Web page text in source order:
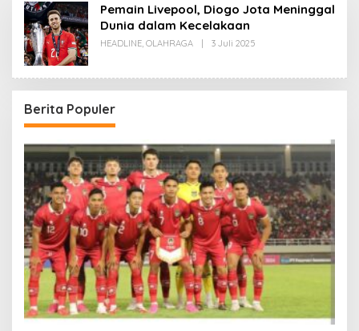
Pemain Livepool, Diogo Jota Meninggal
Dunia dalam Kecelakaan
HEADLINE, OLAHRAGA 3 Juli 2025
Berita Populer